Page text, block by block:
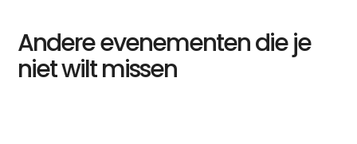
Andere evenementen die je
niet wilt missen